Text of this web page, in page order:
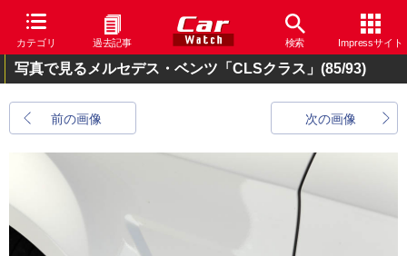
カテゴリ 過去記事 検索 Impressサイト
写真で見るメルセデス・ベンツ「CLSクラス」 (85/93)
前の画像 次の画像